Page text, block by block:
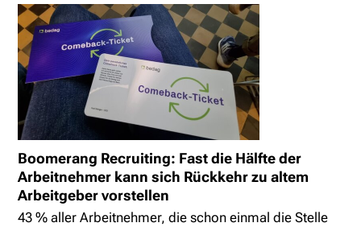
Boomerang Recruiting: Fast die Hälfte der
Arbeitnehmer kann sich Rückkehr zu altem
Arbeitgeber vorstellen
43 % aller Arbeitnehmer, die schon einmal die Stelle